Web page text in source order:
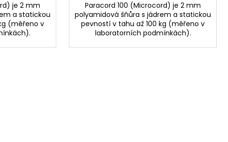
je 2 mm
a statickou
(měřeno v
Paracord 100 (Microcord) je 2 mm
polyamidová šňůra s jádrem a statickou
pevností v tahu až 100 kg (měřeno v
laboratorních podmínkách).